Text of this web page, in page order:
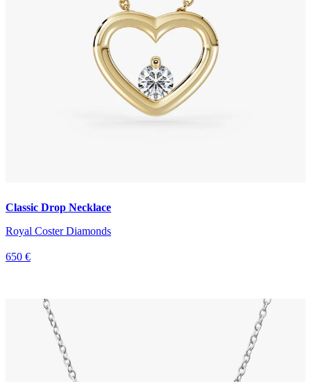
Classic Drop Necklace
Royal Coster Diamonds
650 €